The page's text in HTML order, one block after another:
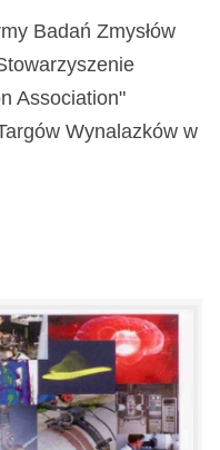
Badań Zmysłów
Association"
Wynalazków w